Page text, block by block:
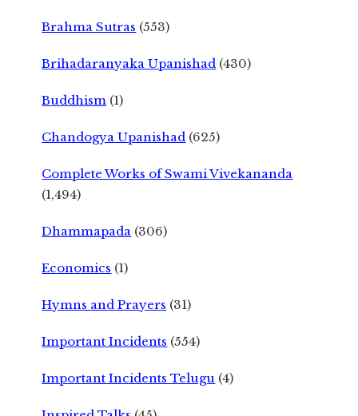
Brahma Sutras (553)
Brihadaranyaka Upanishad (430)
Buddhism (1)
Chandogya Upanishad (625)
Complete Works of Swami Vivekananda
(1,494)
Dhammapada (306)
Economics (1)
Hymns and Prayers (31)
Important Incidents (554)
Important Incidents Telugu (4)